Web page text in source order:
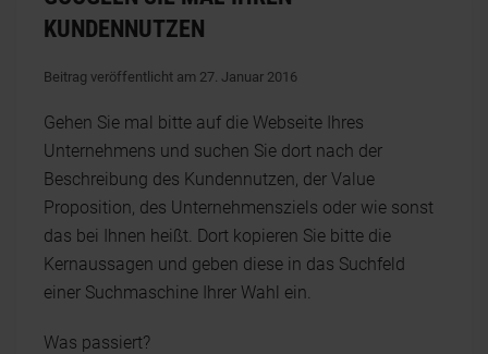
KUNDENNUTZEN
Beitrag veröffentlicht am 27. Januar 2016
Gehen Sie mal bitte auf die Webseite Ihres
Unternehmens und suchen Sie dort nach der
Beschreibung des Kundennutzen, der Value
Proposition, des Unternehmensziels oder wie sonst
das bei Ihnen heißt. Dort kopieren Sie bitte die
Kernaussagen und geben diese in das Suchfeld
einer Suchmaschine Ihrer Wahl ein.
Was passiert?